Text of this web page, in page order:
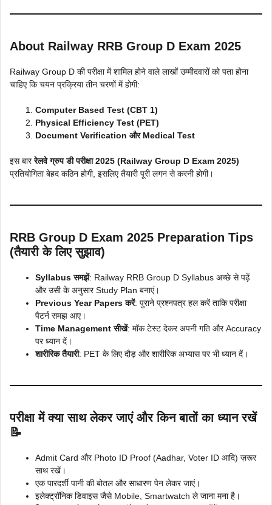
About Railway RRB Group D Exam 2025
Railway Group D की परीक्षा में शामिल होने वाले लाखों उम्मीदवारों को पता होना
चाहिए कि चयन प्रक्रिया तीन चरणों में होगी:
Computer Based Test (CBT 1)
Physical Efficiency Test (PET)
Document Verification और Medical Test
इस बाररेलवे ग्रुप डी परीक्षा 2025 (Railway Group D Exam 2025)
प्रतियोगिता बेहद कठिन होगी, इसलिए तैयारी पूरी लगन से करनी होगी।
RRB Group D Exam 2025 Preparation Tips
(तैयारी के लिए सुझाव)
Syllabus समझें: Railway RRB Group D Syllabus अच्छे से पढ़ें
और उसी के अनुसार Study Plan बनाएं।
Previous Year Papers करें: पुराने प्रश्नपत्र हल करें ताकि परीक्षा
पैटर्न समझ आए।
Time Management सीखें: मॉक टेस्ट देकर अपनी गति और Accuracy
पर ध्यान दें।
शारीरिक तैयारी: PET के लिए दौड़ और शारीरिक अभ्यास पर भी ध्यान दें।
परीक्षा में क्या साथ लेकर जाएं और किन बातों का ध्यान रखें
📝
Admit Card और Photo ID Proof (Aadhar, Voter ID आदि) ज़रूर
साथ रखें।
एक पारदर्शी पानी की बोतल और साधारण पेन लेकर जाएं।
इलेक्ट्रॉनिक डिवाइस जैसे Mobile, Smartwatch ले जाना मना है।